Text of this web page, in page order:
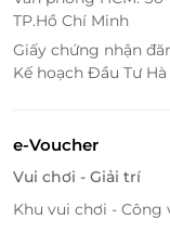
Các
TP.Hồ Chí Minh
Giấy chứng nhận
Kế hoạch Đầu Tư
e-Voucher
Vui chơi - Giải trí
Khu vui chơi - Công